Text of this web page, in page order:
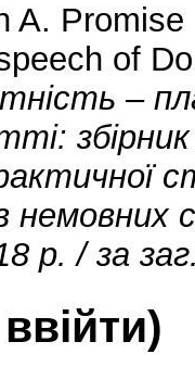
A.
of
–
немовних
р. / за